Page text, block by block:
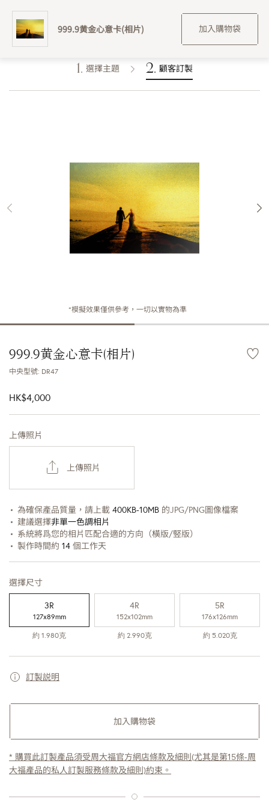
黃金訂製
1. 選擇主題 2. 顧客訂製
*模擬效果僅供參考，一切以實物為準
999.9黄金心意卡(相片)
中央型號: DR47
HK$4,000
上傳照片
上傳照片
為確保產品質量，請上載 400KB-10MB 的JPG/PNG圖像檔案
建議選擇非單一色調相片
系統將爲您的相片匹配合適的方向（橫版/竪版）
製作時間約 14 個工作天
選擇尺寸
3R
127x89mm
約 1.980克
4R
152x102mm
約 2.990克
5R
176x126mm
約 5.020克
訂製説明
加入購物袋
* 購買此訂製產品須受周大福官方網店條款及細則(尤其是第15條-周
大福產品的私人訂製服務條款及細則)約束。
999.9黄金心意卡(相片) 加入購物袋